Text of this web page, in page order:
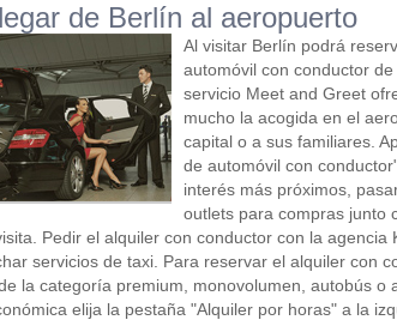
de Berlín al aeropuerto
Al visitar Berlín podrá
automóvil con conductor
servicio Meet and Greet
mucho la acogida en el
capital o a sus familiares.
de automóvil con
interés más próximos,
outlets para compras junto
Pedir el alquiler con conductor con la agencia
servicios de taxi. Para reservar el alquiler con
la categoría premium, monovolumen, autobús o
elija la pestaña "Alquiler por horas" a la